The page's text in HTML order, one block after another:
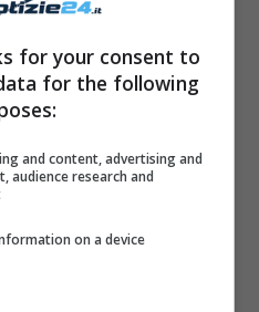
del suo
Marco nelle mani del
, Albano Jr.
for your consent to
for the following
and content, advertising and
audience research and
on a device